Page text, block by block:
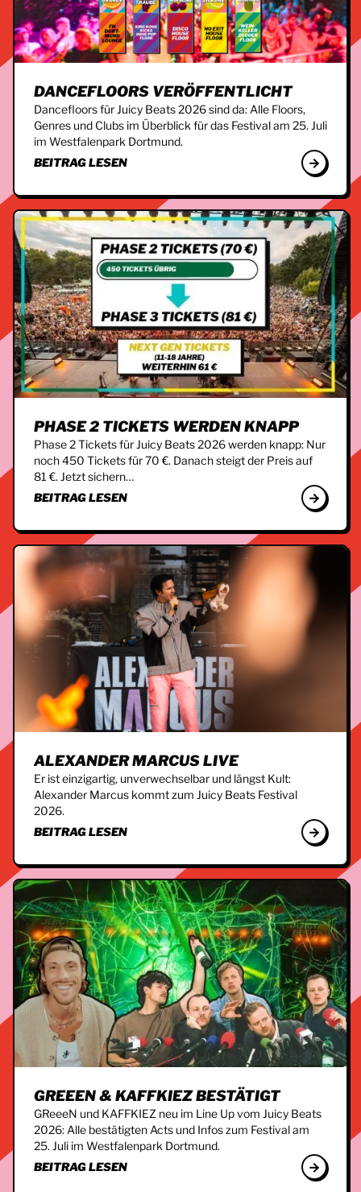
DANCEFLOORS VERÖFFENTLICHT
Dancefloors für Juicy Beats 2026 sind da: Alle Floors,
Genres und Clubs im Überblick für das Festival am 25. Juli
im Westfalenpark Dortmund.
BEITRAG LESEN
PHASE 2 TICKETS WERDEN KNAPP
Phase 2 Tickets für Juicy Beats 2026 werden knapp: Nur
noch 450 Tickets für 70 €. Danach steigt der Preis auf
81 €. Jetzt sichern…
BEITRAG LESEN
ALEXANDER MARCUS LIVE
Er ist einzigartig, unverwechselbar und längst Kult:
Alexander Marcus kommt zum Juicy Beats Festival
2026.
BEITRAG LESEN
GREEEN & KAFFKIEZ BESTÄTIGT
GReeeN und KAFFKIEZ neu im Line Up vom Juicy Beats
2026: Alle bestätigten Acts und Infos zum Festival am
25. Juli im Westfalenpark Dortmund.
BEITRAG LESEN